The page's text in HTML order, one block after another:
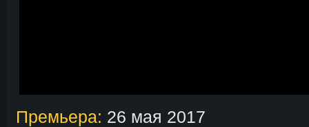
Премьера: 26 мая 2017